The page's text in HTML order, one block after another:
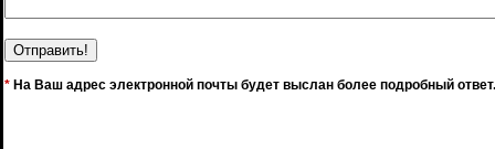
* На Ваш адрес электронной почты будет выслан более подробный ответ.